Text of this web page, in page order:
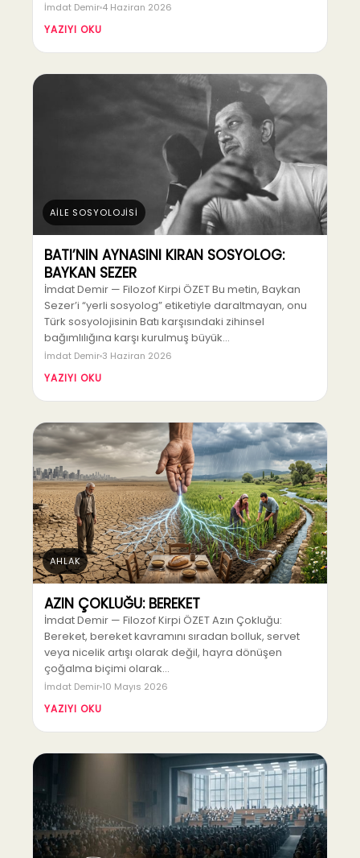
İmdat Demir 4 Haziran 2026
YAZIYI OKU
AİLE SOSYOLOJİSİ
BATI’NIN AYNASINI KIRAN SOSYOLOG:
BAYKAN SEZER
İmdat Demir — Filozof Kirpi ÖZET Bu metin, Baykan
Sezer’i “yerli sosyolog” etiketiyle daraltmayan, onu
Türk sosyolojisinin Batı karşısındaki zihinsel
bağımlılığına karşı kurulmuş büyük…
İmdat Demir 3 Haziran 2026
YAZIYI OKU
AHLAK
AZIN ÇOKLUĞU: BEREKET
İmdat Demir — Filozof Kirpi ÖZET Azın Çokluğu:
Bereket, bereket kavramını sıradan bolluk, servet
veya nicelik artışı olarak değil, hayra dönüşen
çoğalma biçimi olarak…
İmdat Demir 10 Mayıs 2026
YAZIYI OKU